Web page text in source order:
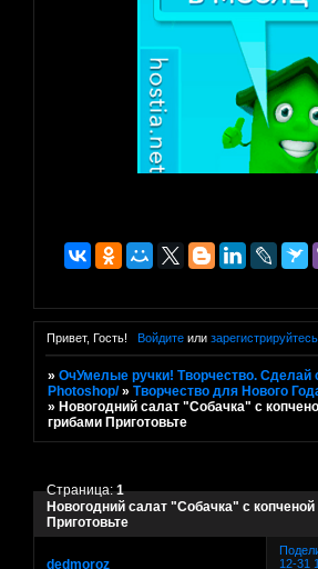
Привет, Гость! Войдитеили зарегистрируйтесь.
»ОчУмелые ручки! Творчество. Сделай
Photoshop/ »Творчество для Нового
» Новогодний салат "Собачка" с
грибами Приготовьте
Новогодний салат "Собачка" с копченой
Приготовьте
Страница:1
12-31
dedmoroz